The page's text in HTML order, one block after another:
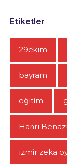
Etiketler
29ekim
bayram
eğitim
Hanri
izmir zeka